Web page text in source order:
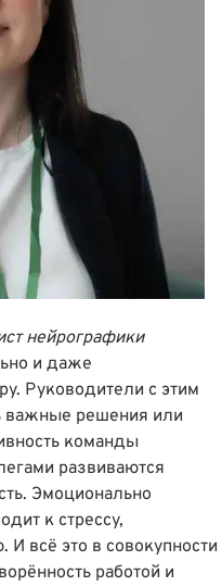
нейрографики
и даже
Руководители с этим
важные решения или
команды
развиваются
Эмоционально
к стрессу,
всё это в совокупности
работой и